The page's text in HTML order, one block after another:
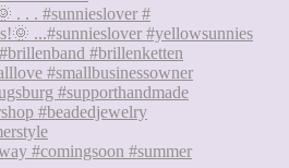
. . . #sunnieslover #
#comingsoon #summer